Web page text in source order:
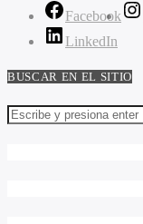
Facebook
LinkedIn
BUSCAR EN EL SITIO